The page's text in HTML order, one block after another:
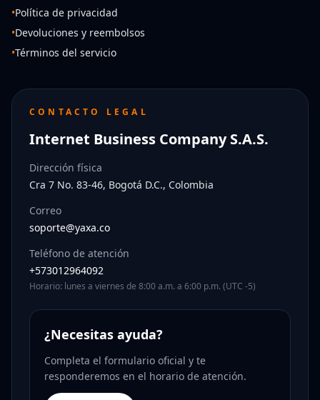
•Política de privacidad
•Devoluciones y reembolsos
•Términos del servicio
CONTACTO LEGAL
Internet Business Company S.A.S.
Dirección física
Cra 7 No. 83-46, Bogotá D.C., Colombia
Correo
soporte@yaxa.co
Teléfono de atención
+573012964092
Horario: lunes a viernes de 8:00 a.m. a 6:00 p.m. (UTC -5)
¿Necesitas ayuda?
Completa el formulario oficial y te
responderemos en el horario de atención.